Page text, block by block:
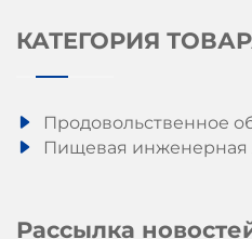
КАТЕГОРИЯ
Продовольственное
Пищевая инженерная
Рассылка